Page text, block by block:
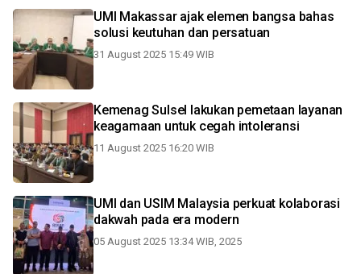
UMI Makassar ajak elemen bangsa bahas
solusi keutuhan dan persatuan
31 August 2025 15:49 WIB
Kemenag Sulsel lakukan pemetaan layanan
keagamaan untuk cegah intoleransi
11 August 2025 16:20 WIB
UMI dan USIM Malaysia perkuat kolaborasi
dakwah pada era modern
05 August 2025 13:34 WIB, 2025